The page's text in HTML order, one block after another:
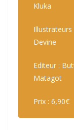
Kluka
Devine
Editeur :
Matagot
Prix : 6,90€